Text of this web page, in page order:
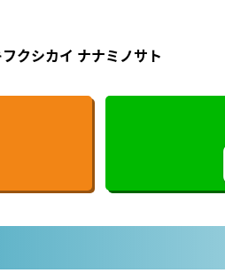
クシカイ ナナミノサト